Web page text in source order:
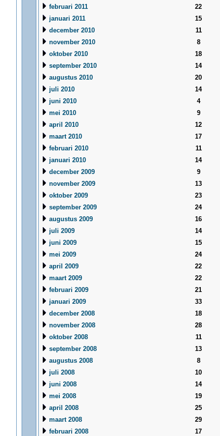
februari 2011
22
januari 2011
15
december 2010
11
november 2010
8
oktober 2010
18
september 2010
14
augustus 2010
20
juli 2010
14
juni 2010
4
mei 2010
9
april 2010
12
maart 2010
17
februari 2010
11
januari 2010
14
december 2009
9
november 2009
13
oktober 2009
23
september 2009
24
augustus 2009
16
juli 2009
14
juni 2009
15
mei 2009
24
april 2009
22
maart 2009
22
februari 2009
21
januari 2009
33
december 2008
18
november 2008
28
oktober 2008
11
september 2008
13
augustus 2008
8
juli 2008
10
juni 2008
14
mei 2008
19
april 2008
25
maart 2008
29
februari 2008
17